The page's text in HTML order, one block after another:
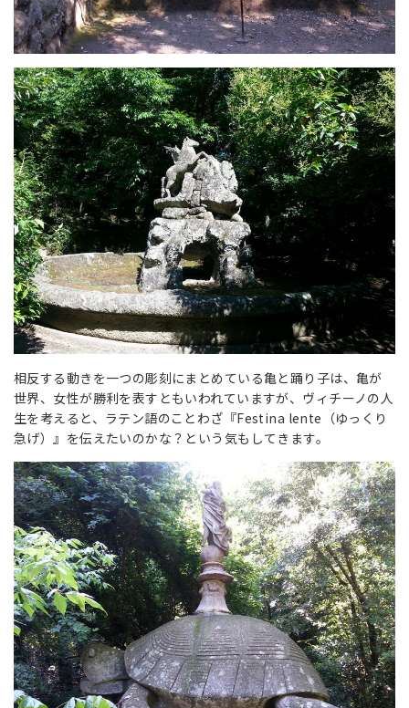
相反する動きを一つの彫刻にまとめている亀と踊り子は、亀が
世界、女性が勝利を表すともいわれていますが、ヴィチーノの人
生を考えると、ラテン語のことわざ『Festina lente（ゆっくり
急げ）』を伝えたいのかな？という気もしてきます。